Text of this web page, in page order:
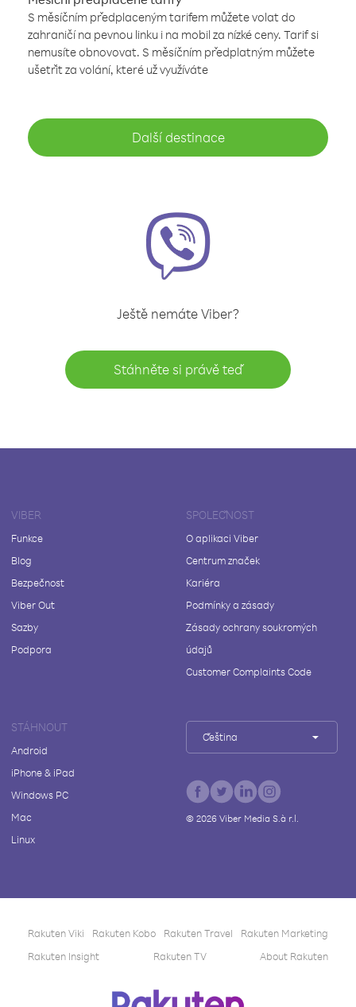
S měsíčním předplaceným tarifem můžete volat do
zahraničí na pevnou linku i na mobil za nízké ceny. Tarif si
nemusíte obnovovat. S měsíčním předplatným můžete
ušetřit za volání, které už využíváte
Další destinace
Ještě nemáte Viber?
Stáhněte si právě teď
VIBER
Funkce
Blog
Bezpečnost
Viber Out
Sazby
Podpora
SPOLEČNOST
O aplikaci Viber
Centrum značek
Kariéra
Podmínky a zásady
Zásady ochrany soukromých
údajů
Customer Complaints Code
STÁHNOUT
Android
iPhone & iPad
Windows PC
Mac
Linux
Čeština
© 2026Viber Media S.à r.l.
Rakuten Viki Rakuten Kobo Rakuten Travel
Rakuten Marketing
Rakuten Insight
Rakuten TV About Rakuten